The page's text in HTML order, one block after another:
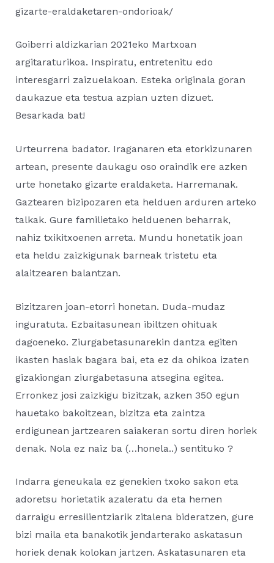
gizarte-eraldaketaren-ondorioak/
Goiberri aldizkarian 2021eko Martxoan
argitaraturikoa. Inspiratu, entretenitu edo
interesgarri zaizuelakoan. Esteka originala goran
daukazue eta testua azpian uzten dizuet.
Besarkada bat!
Urteurrena badator. Iraganaren eta etorkizunaren
artean, presente daukagu oso oraindik ere azken
urte honetako gizarte eraldaketa. Harremanak.
Gaztearen bizipozaren eta helduen arduren arteko
talkak. Gure familietako helduenen beharrak,
nahiz txikitxoenen arreta. Mundu honetatik joan
eta heldu zaizkigunak barneak tristetu eta
alaitzearen balantzan.
Bizitzaren joan-etorri honetan. Duda-mudaz
inguratuta. Ezbaitasunean ibiltzen ohituak
dagoeneko. Ziurgabetasunarekin dantza egiten
ikasten hasiak bagara bai, eta ez da ohikoa izaten
gizakiongan ziurgabetasuna atsegina egitea.
Erronkez josi zaizkigu bizitzak, azken 350 egun
hauetako bakoitzean, bizitza eta zaintza
erdigunean jartzearen saiakeran sortu diren horiek
denak. Nola ez naiz ba (…honela..) sentituko ?
Indarra geneukala ez genekien txoko sakon eta
adoretsu horietatik azaleratu da eta hemen
darraigu erresilientziarik zitalena bideratzen, gure
bizi maila eta banakotik jendarterako askatasun
horiek denak kolokan jartzen. Askatasunaren eta